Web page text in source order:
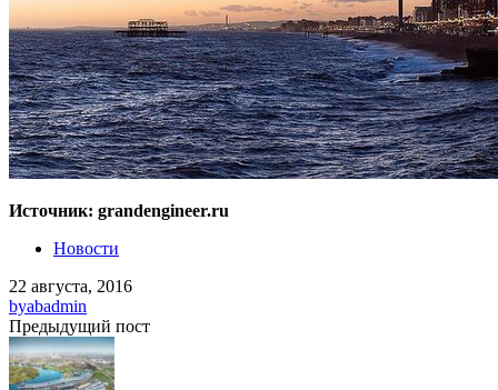
Источник: grandengineer.ru
Новости
22 августа, 2016
byabadmin
Предыдущий пост